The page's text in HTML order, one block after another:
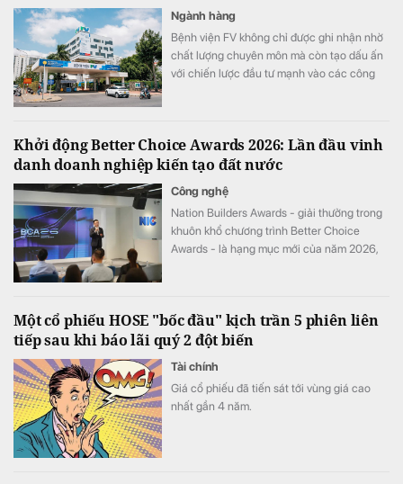
Ngành hàng
Bệnh viện FV không chỉ được ghi nhận nhờ
chất lượng chuyên môn mà còn tạo dấu ấn
với chiến lược đầu tư mạnh vào các công
Khởi động Better Choice Awards 2026: Lần đầu vinh
danh doanh nghiệp kiến tạo đất nước
Công nghệ
Nation Builders Awards - giải thưởng trong
khuôn khổ chương trình Better Choice
Awards - là hạng mục mới của năm 2026,
Một cổ phiếu HOSE "bốc đầu" kịch trần 5 phiên liên
tiếp sau khi báo lãi quý 2 đột biến
Tài chính
Giá cổ phiếu đã tiến sát tới vùng giá cao
nhất gần 4 năm.